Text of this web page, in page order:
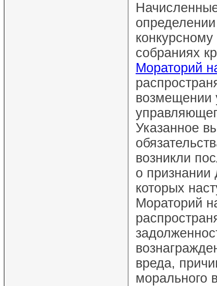
собраниях
Мораторий
возмещении
Указанное
возникли
о признании
которых
Мораторий
вреда,
морального